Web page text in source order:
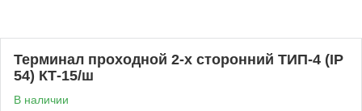
Терминал проходной 2-х сторонний ТИП-4 (IP
54) КТ-15/ш
В наличии